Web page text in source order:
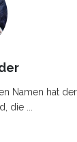
Namen hat
die ...